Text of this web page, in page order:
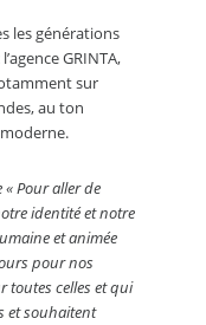
les générations
GRINTA,
sur
au ton
« Pour aller de
identité et notre
et animée
pour nos
toutes celles et qui
et souhaitent